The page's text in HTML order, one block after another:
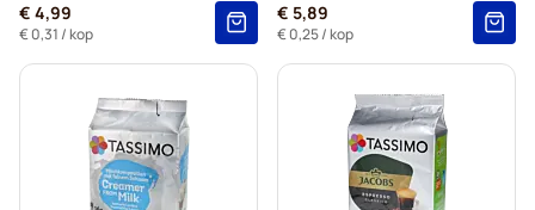
€ 4,99
€ 0,31 / kop
€ 5,89
€ 0,25/ kop